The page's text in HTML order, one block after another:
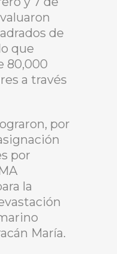
de
que
80,000
a través
por
por
la
María.